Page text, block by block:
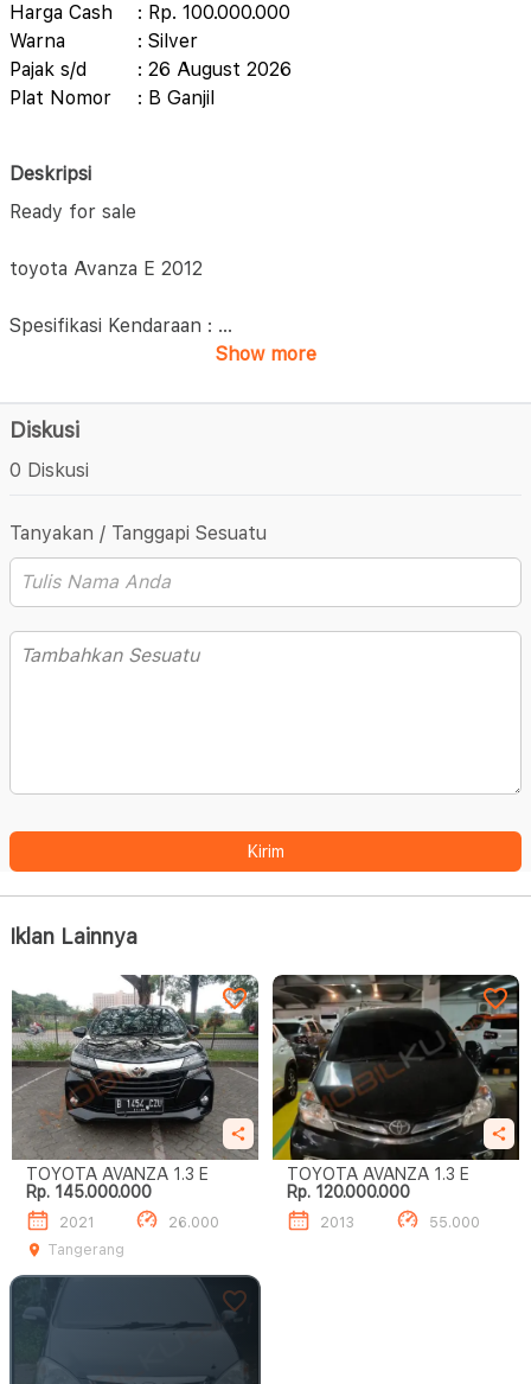
Harga Cash
: Rp. 100.000.000
Warna
: Silver
Pajak s/d
: 26 August 2026
Plat Nomor
: B Ganjil
Deskripsi
Ready for sale
toyota Avanza E 2012
Spesifikasi Kendaraan : ...
Show more
Diskusi
0 Diskusi
Tanyakan / Tanggapi Sesuatu
Kirim
Iklan Lainnya
TOYOTA AVANZA 1.3 E
Rp. 145.000.000
2021
26.000
Tangerang
TOYOTA AVANZA 1.3 E
Rp. 120.000.000
2013 55.000